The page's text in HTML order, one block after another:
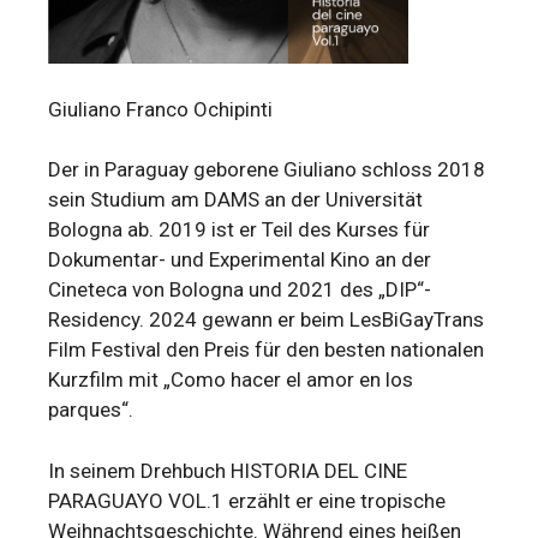
Giuliano Franco Ochipinti
Der in Paraguay geborene Giuliano schloss 2018
sein Studium am DAMS an der Universität
Bologna ab. 2019 ist er Teil des Kurses für
Dokumentar- und Experimental Kino an der
Cineteca von Bologna und 2021 des „DIP“-
Residency. 2024 gewann er beim LesBiGayTrans
Film Festival den Preis für den besten nationalen
Kurzfilm mit „Como hacer el amor en los
parques“.
In seinem Drehbuch HISTORIA DEL CINE
PARAGUAYO VOL.1 erzählt er eine tropische
Weihnachtsgeschichte. Während eines heißen